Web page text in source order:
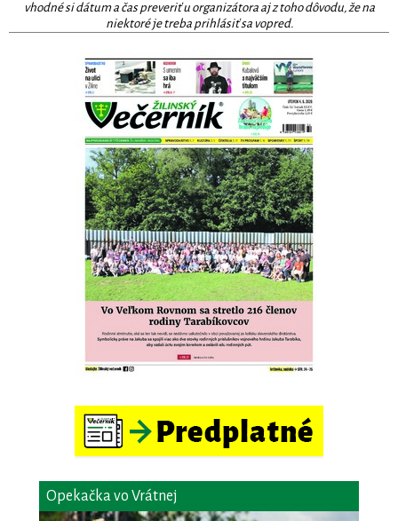
vhodné si dátum a čas preveriť u organizátora aj z toho dôvodu, že na
niektoré je treba prihlásiť sa vopred.
Opekačka vo Vrátnej